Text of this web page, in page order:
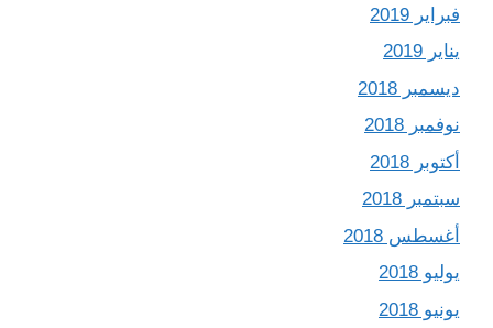
فبراير 2019
يناير 2019
ديسمبر 2018
نوفمبر 2018
أكتوبر 2018
سبتمبر 2018
أغسطس 2018
يوليو 2018
يونيو 2018